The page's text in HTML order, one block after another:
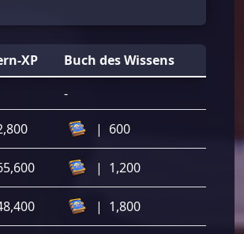
XP
Buch des Wissens
-
| 600
| 1,200
| 1,800